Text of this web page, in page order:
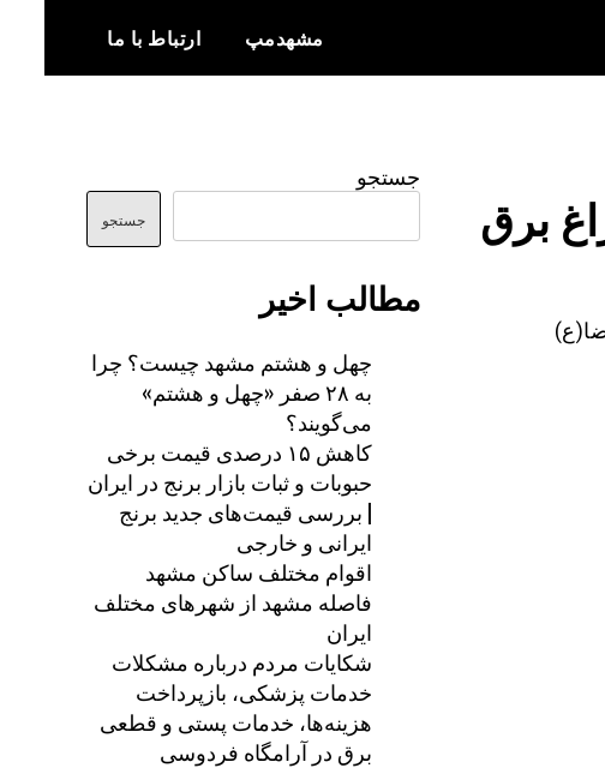
مشهدمپ ارتباط با ما
برق
جستجو
جستجو
مطالب اخیر
چهل و هشتم مشهد چیست؟ چرا
به ۲۸ صفر «چهل و هشتم»
می‌گویند؟
کاهش ۱۵ درصدی قیمت برخی
حبوبات و ثبات بازار برنج در ایران
| بررسی قیمت‌های جدید برنج
ایرانی و خارجی
اقوام مختلف ساکن مشهد
فاصله مشهد از شهرهای مختلف
ایران
شکایات مردم درباره مشکلات
خدمات پزشکی، بازپرداخت
هزینه‌ها، خدمات پستی و قطعی
برق در آرامگاه فردوسی